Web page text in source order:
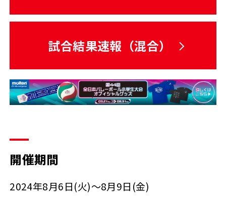
試合結果速報（混合）
開催期間
2024年8月6日(火)～8月9日(金)